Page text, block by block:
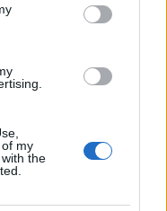
my
the
piacerti